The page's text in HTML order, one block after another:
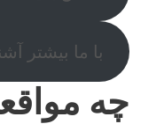
با ما بیشتر
چه